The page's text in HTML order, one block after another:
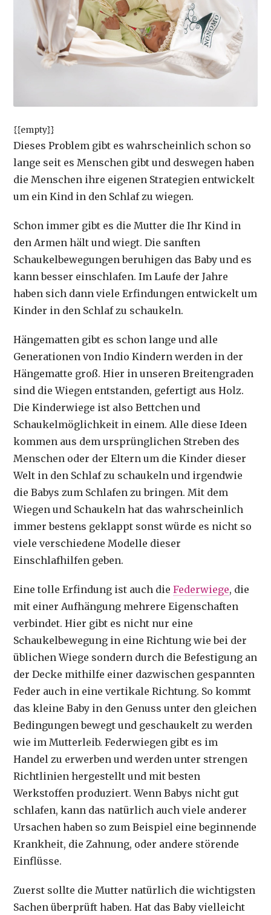
{{empty}}
Dieses Problem gibt es wahrscheinlich schon so
lange seit es Menschen gibt und deswegen haben
die Menschen ihre eigenen Strategien entwickelt
um ein Kind in den Schlaf zu wiegen.
Schon immer gibt es die Mutter die Ihr Kind in
den Armen hält und wiegt. Die sanften
Schaukelbewegungen beruhigen das Baby und es
kann besser einschlafen. Im Laufe der Jahre
haben sich dann viele Erfindungen entwickelt um
Kinder in den Schlaf zu schaukeln.
Hängematten gibt es schon lange und alle
Generationen von Indio Kindern werden in der
Hängematte groß. Hier in unseren Breitengraden
sind die Wiegen entstanden, gefertigt aus Holz.
Die Kinderwiege ist also Bettchen und
Schaukelmöglichkeit in einem. Alle diese Ideen
kommen aus dem ursprünglichen Streben des
Menschen oder der Eltern um die Kinder dieser
Welt in den Schlaf zu schaukeln und irgendwie
die Babys zum Schlafen zu bringen. Mit dem
Wiegen und Schaukeln hat das wahrscheinlich
immer bestens geklappt sonst würde es nicht so
viele verschiedene Modelle dieser
Einschlafhilfen geben.
Eine tolle Erfindung ist auch dieFederwiege, die
mit einer Aufhängung mehrere Eigenschaften
verbindet. Hier gibt es nicht nur eine
Schaukelbewegung in eine Richtung wie bei der
üblichen Wiege sondern durch die Befestigung an
der Decke mithilfe einer dazwischen gespannten
Feder auch in eine vertikale Richtung. So kommt
das kleine Baby in den Genuss unter den gleichen
Bedingungen bewegt und geschaukelt zu werden
wie im Mutterleib. Federwiegen gibt es im
Handel zu erwerben und werden unter strengen
Richtlinien hergestellt und mit besten
Werkstoffen produziert. Wenn Babys nicht gut
schlafen, kann das natürlich auch viele anderer
Ursachen haben so zum Beispiel eine beginnende
Krankheit, die Zahnung, oder andere störende
Einflüsse.
Zuerst sollte die Mutter natürlich die wichtigsten
Sachen überprüft haben. Hat das Baby vielleicht